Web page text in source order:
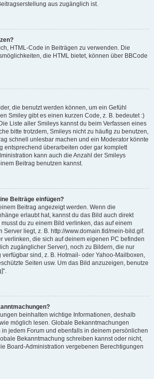
aus zugänglich ist.
HTML-Code in Beiträgen zu verwenden. Die
die HTML bietet, können über BBCode
die benutzt werden können, um ein Gefühl
Smiley gibt es einen kurzen Code, z. B. bedeutet :)
Liste aller Smileys kannst du beim Verfassen eines
bitte trotzdem, Smileys nicht zu häufig zu benutzen,
schnell unlesbar machen und ein Moderator könnte
entsprechend überarbeiten oder gar komplett
kann auch die Anzahl der Smileys
Beitrag benutzen kannst.
Beiträge einfügen?
Beitrag angezeigt werden. Wenn die
erlaubt hat, kannst du das Bild auch direkt
du zu einem Bild verlinken, das auf einem
Server liegt, z. B. http://www.domain.tld/mein-bild.gif.
verlinken, die sich auf deinem eigenen PC befinden
zugänglicher Server), noch zu Bildern, die nur
sind, z. B. Hotmail- oder Yahoo-Mailboxen,
Seiten usw. Um das Bild anzuzeigen, benutze
beinhalten wichtige Informationen, deshalb
möglich lesen. Globale Bekanntmachungen
jedem Forum und ebenfalls in deinem persönlichen
Bekanntmachung schreiben kannst oder nicht,
Board-Administration vergebenen Berechtigungen